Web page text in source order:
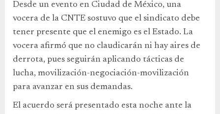
Desde un evento en Ciudad de México, una
vocera de la CNTE sostuvo que el sindicato debe
tener presente que el enemigo es el Estado. La
vocera afirmó que no claudicarán ni hay aires de
derrota, pues seguirán aplicando tácticas de
lucha, movilización-negociación-movilización
para avanzar en sus demandas.
El acuerdo será presentado esta noche ante la